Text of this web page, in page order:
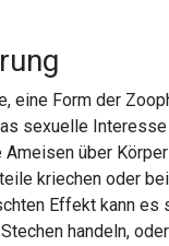
eine Form der
sexuelle Interesse
über
kriechen oder
Effekt kann es
handeln,